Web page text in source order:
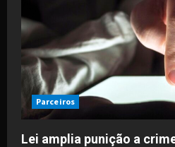
Parceiros
Lei amplia punição a